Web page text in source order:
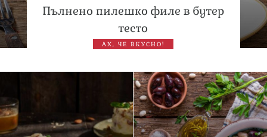
Пълнено пилешко филе в бутер
тесто
АХ, ЧЕ ВКУСНО!